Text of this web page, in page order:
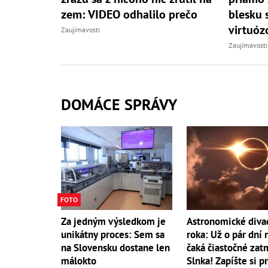
zem: VIDEO odhalilo prečo
Zaujímavosti
blesku
Zaujímavosti
DOMÁCE SPRÁVY
FOTO
Za jedným výsledkom je
unikátny proces: Sem sa
na Slovensku dostane len
málokto
Astronomické
roka: Už o pár dní
čaká čiastočné
Slnka! Zapíšte si